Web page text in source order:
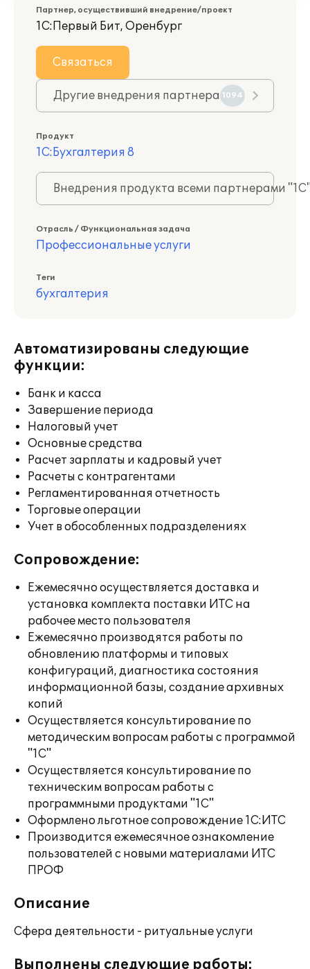
Партнер, осуществивший внедрение/проект
1С:Первый Бит, Оренбург
Связаться
Другие внедрения партнера 1094
Продукт
1С:Бухгалтерия 8
Внедрения продукта всеми партнерами
Отрасль / Функциональная задача
Профессиональные услуги
Теги
бухгалтерия
Автоматизированы следующие
функции:
Банк и касса
Завершение периода
Налоговый учет
Основные средства
Расчет зарплаты и кадровый учет
Расчеты с контрагентами
Регламентированная отчетность
Торговые операции
Учет в обособленных подразделениях
Сопровождение:
Ежемесячно осуществляется доставка и
установка комплекта поставки ИТС на
рабочее место пользователя
Ежемесячно производятся работы по
обновлению платформы и типовых
конфигураций, диагностика состояния
информационной базы, создание архивных
копий
Осуществляется консультирование по
методическим вопросам работы с программой
"1С"
Осуществляется консультирование по
техническим вопросам работы с
программными продуктами "1С"
Оформлено льготное сопровождение 1С:ИТС
Производится ежемесячное ознакомление
пользователей с новыми материалами ИТС
ПРОФ
Описание
Сфера деятельности - ритуальные услуги
Выполнены следующие работы: